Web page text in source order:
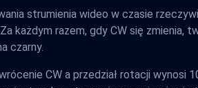
strumienia wideo w czasie
każdym razem, gdy CW się zmienia,
czarny.
CW a przedział rotacji wynosi